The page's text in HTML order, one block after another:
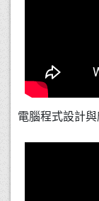
電腦程式設計與